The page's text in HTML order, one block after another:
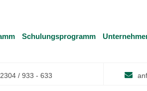
Schulungsprogramm
/ 933 - 633